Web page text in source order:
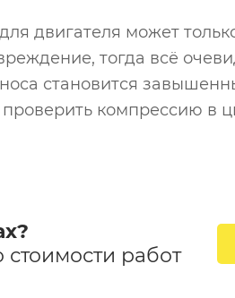
двигателя может
тогда всё
становится
компрессию в
стоимости работ​